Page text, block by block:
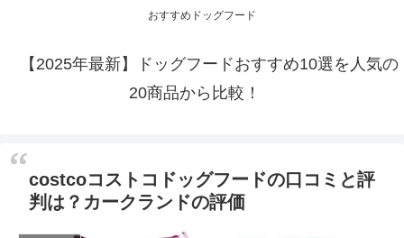
おすすめドッグフード
【2025年最新】ドッグフードおすすめ10選を人気の
20商品から比較！
costcoコストコドッグフードの口コミと評
判は？カークランドの評価